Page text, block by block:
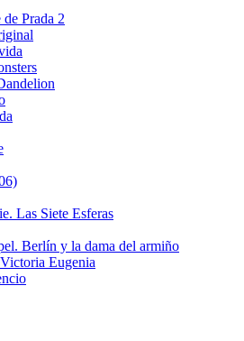
Prada 2
Las Siete Esferas
Berlín y la dama del armiño
Eugenia